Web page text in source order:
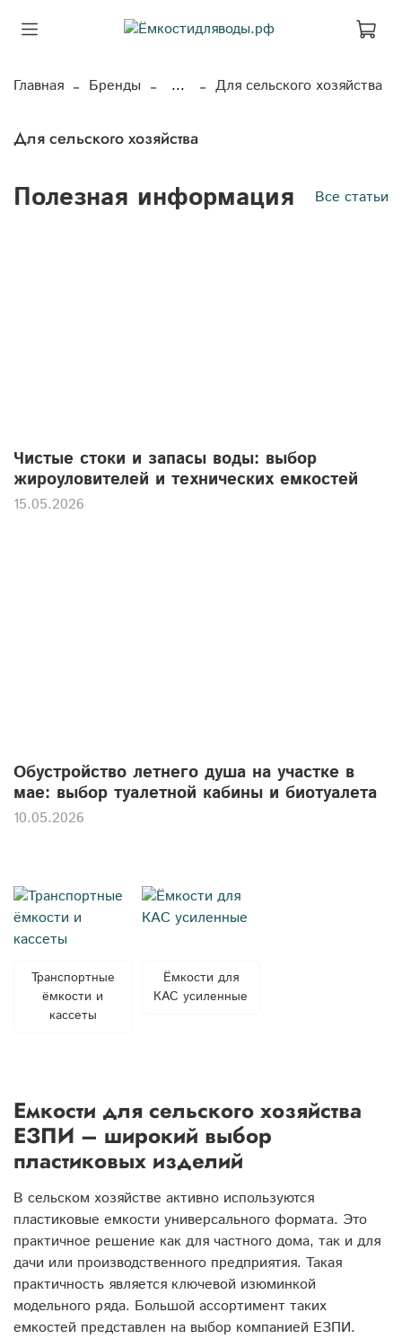
Главная Бренды ... Для сельского хозяйства
Для сельского хозяйства
Транспортные
ёмкости и
кассеты
Ёмкости для
КАС усиленные
Емкости для сельского хозяйства
ЕЗПИ – широкий выбор
пластиковых изделий
В сельском хозяйстве активно используются
пластиковые емкости универсального формата. Это
практичное решение как для частного дома, так и для
дачи или производственного предприятия. Такая
практичность является ключевой изюминкой
модельного ряда. Большой ассортимент таких
емкостей представлен на выбор компанией ЕЗПИ.
Полезная информация Все статьи
Чистые стоки и запасы воды: выбор
жироуловителей и технических емкостей
15.05.2026
Обустройство летнего душа на участке в
мае: выбор туалетной кабины и биотуалета
10.05.2026